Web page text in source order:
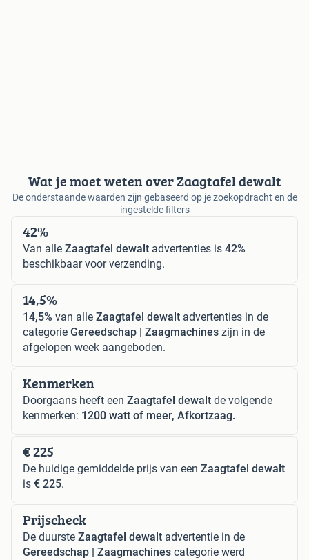
Wat je moet weten over Zaagtafel dewalt
De onderstaande waarden zijn gebaseerd op je zoekopdracht en de
ingestelde filters
42%
Van alle Zaagtafel dewalt advertenties is 42%
beschikbaar voor verzending.
14,5%
14,5% van alle Zaagtafel dewalt advertenties in de
categorie Gereedschap | Zaagmachines zijn in de
afgelopen week aangeboden.
Kenmerken
Doorgaans heeft een Zaagtafel dewalt de volgende
kenmerken: 1200 watt of meer, Afkortzaag.
€ 225
De huidige gemiddelde prijs van een Zaagtafel dewalt
is € 225.
Prijscheck
De duurste Zaagtafel dewalt advertentie in de
Gereedschap | Zaagmachines categorie werd